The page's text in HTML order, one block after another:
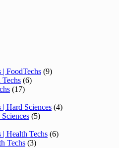
| FoodTechs (9)
Techs (6)
(17)
Hard Sciences (4)
(5)
| Health Techs (6)
Techs (3)